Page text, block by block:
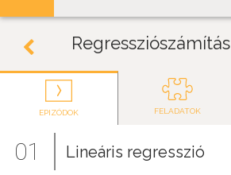
Regressziószámítás
EPIZÓDOK FELADATOK
01 Lineáris regresszió